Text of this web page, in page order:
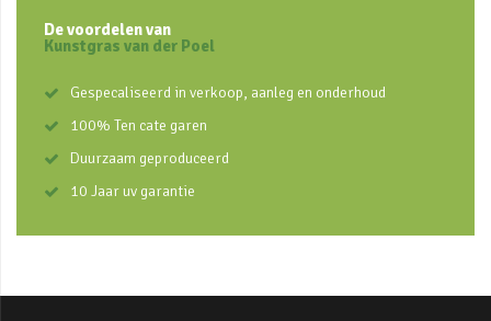
De voordelen van
Kunstgras van der Poel
Gespecaliseerd in verkoop, aanleg en onderhoud
100% Ten cate garen
Duurzaam geproduceerd
10 Jaar uv garantie